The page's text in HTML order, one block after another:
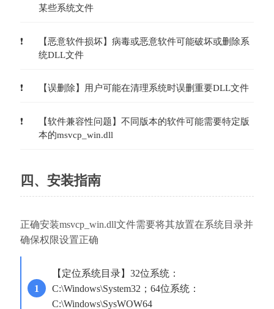
某些系统文件
【恶意软件损坏】病毒或恶意软件可能破坏或删除系
统DLL文件
【误删除】用户可能在清理系统时误删重要DLL文件
【软件兼容性问题】不同版本的软件可能需要特定版
本的msvcp_win.dll
四、安装指南
正确安装msvcp_win.dll文件需要将其放置在系统目录并
确保权限设置正确
【定位系统目录】32位系统：
C:\Windows\System32；64位系统：
C:\Windows\SysWOW64